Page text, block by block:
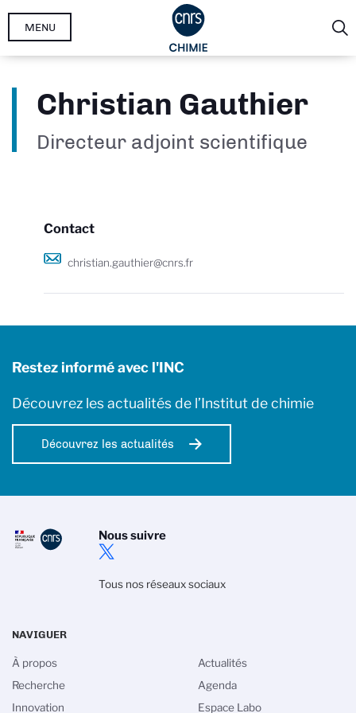
Aller
MENU
Christian Gauthier
Directeur adjoint scientifique
Contact
christian.gauthier@cnrs.fr
Restez informé avec l'INC
Découvrez les actualités de l’Institut de chimie
Découvrez les actualités
Nous suivre
Tous nos réseaux sociaux
NAVIGUER
À propos
Recherche
Innovation
Actualités
Agenda
Espace Labo